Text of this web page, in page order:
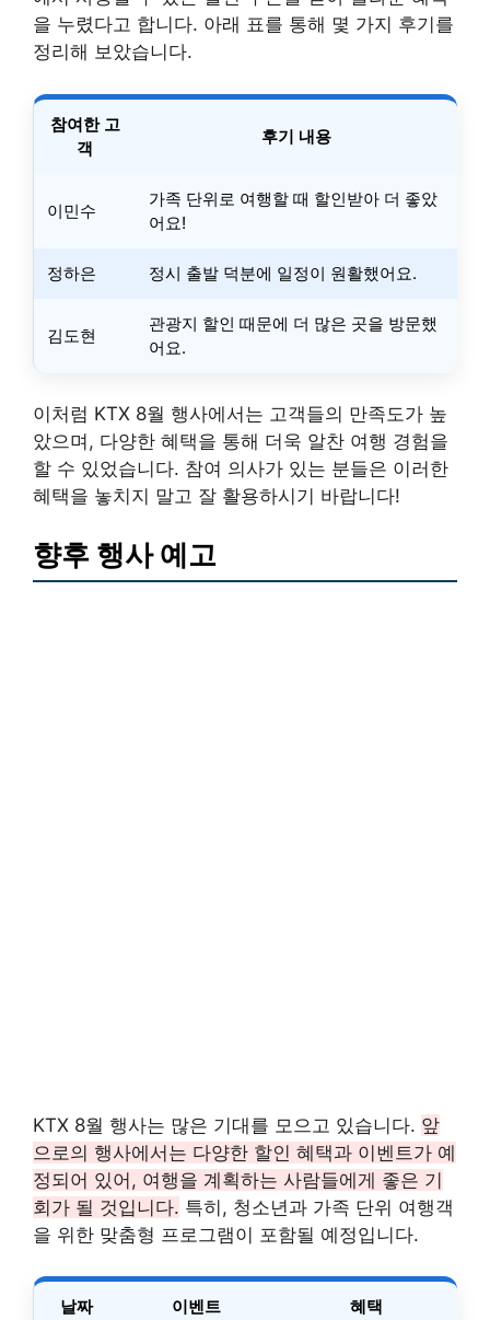
을 누렸다고 합니다. 아래 표를 통해 몇 가지 후기를
정리해 보았습니다.
참여한 고
객
후기 내용
이민수
가족 단위로 여행할 때 할인받아 더 좋았
어요!
정하은 정시 출발 덕분에 일정이 원활했어요.
김도현
관광지 할인 때문에 더 많은 곳을 방문했
어요.
이처럼 KTX 8월 행사에서는 고객들의 만족도가 높
았으며, 다양한 혜택을 통해 더욱 알찬 여행 경험을
할 수 있었습니다. 참여 의사가 있는 분들은 이러한
혜택을 놓치지 말고 잘 활용하시기 바랍니다!
향후 행사 예고
KTX 8월 행사는 많은 기대를 모으고 있습니다. 앞
으로의 행사에서는 다양한 할인 혜택과 이벤트가 예
정되어 있어, 여행을 계획하는 사람들에게 좋은 기
회가 될 것입니다. 특히, 청소년과 가족 단위 여행객
을 위한 맞춤형 프로그램이 포함될 예정입니다.
날짜 이벤트 혜택